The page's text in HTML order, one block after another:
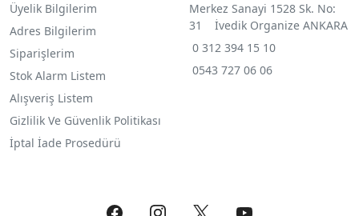
Üyelik Bilgilerim
Adres Bilgilerim
Siparişlerim
Stok Alarm Listem
Alışveriş Listem
Gizlilik Ve Güvenlik Politikası
İptal İade Prosedürü
Merkez Sanayi 1528 Sk. No:
31 İvedik Organize ANKARA
0 312 394 15 10
0543 727 06 06